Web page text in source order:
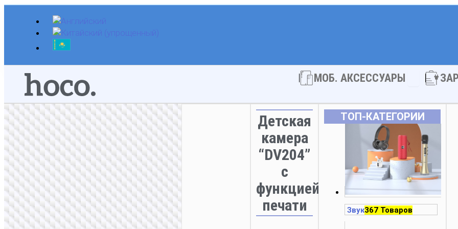
Перейти
содержимому
МОБ. АКСЕССУАРЫ Open МОБ.
Детская
камера
“DV204”
с
функцией
печати
ТОП‑КАТЕГОРИИ
Звук367 Товаров